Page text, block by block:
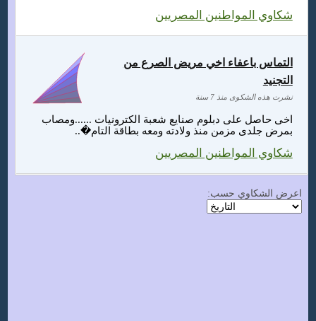
شكاوي المواطنين المصريين
اخى حاصل على دبلوم صنايع شعبة الكترونيات ......ومصاب
بمرض جلدى مزمن منذ ولادته ومعه بطاقة التام�..
شكاوي المواطنين المصريين
التماس باعفاء اخي مريض الصرع من
التجنيد
نشرت هذه الشكوى منذ 7 سنة
اعرض الشكاوي حسب: